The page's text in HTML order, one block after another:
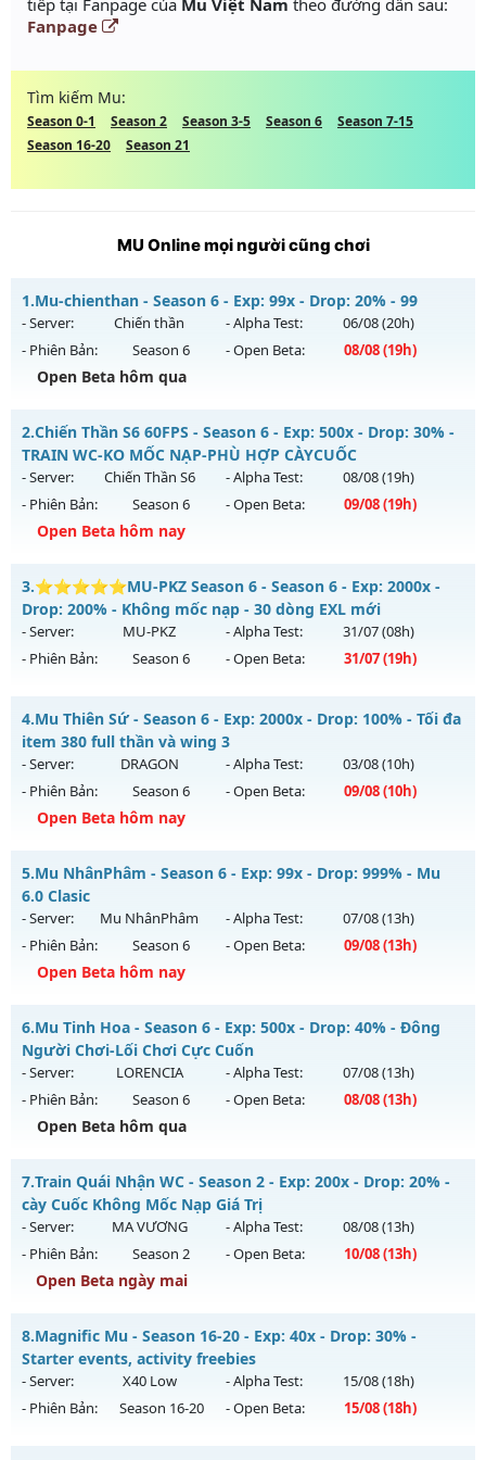
tiếp tại Fanpage của Mu Việt Nam theo đường dẫn sau:
Fanpage
Tìm kiếm Mu:
Season 0-1 Season 2 Season 3-5 Season 6
Season 7-15
Season 16-20
Season 21
MU Online mọi người cũng chơi
1.Mu-chienthan - Season 6 - Exp: 99x - Drop: 20% - 99
- Server: Chiến thần - Alpha Test: 06/08(20h)
- Phiên Bản:
Season 6 - Open Beta: 08/08(19h)
Open Beta hôm qua
Mu-chienthan - 99
Mu mới ra tháng 08 2026 - Mở máy chủChiến thần
ngày 08/08/2626
Exp: 99x - Drop: 20%
Kiểu reset: Reset In Game
Thể loại: Mu Nguyên bản Webzen
Antihack: Anti 8x
2.Chiến Thần S6 60FPS - Season 6 - Exp: 500x - Drop: 30% -
TRAIN WC-KO MỐC NẠP-PHÙ HỢP CÀYCUỐC
- Server: Chiến Thần S6 - Alpha Test: 08/08(19h)
- Phiên Bản:
Season 6 - Open Beta: 09/08(19h)
Open Beta hôm nay
Chiến Thần S6 60FPS - TRAIN WC-KO MỐC NẠP-PHÙ HỢP
CÀYCUỐC
Mu mới ra tháng 08 2026 - Mở máy chủ
Chiến Thần S6
19h ngày 09/08/2626
Kiểu reset: Reset In Game
Thể loại: Mu Nguyên bản Webzen
Antihack: antihack
3.⭐⭐⭐⭐⭐MU-PKZ Season 6 - Season 6 - Exp: 2000x -
Drop: 200% - Không mốc nạp - 30 dòng EXL mới
- Server: MU-PKZ - Alpha Test: 31/07(08h)
- Phiên Bản:
Season 6 - Open Beta: 31/07(19h)
⭐⭐⭐⭐⭐MU-PKZ Season 6 - Không mốc nạp - 30 dòng
EXL mới
Mu mới ra tháng 07 2026 - Mở máy chủ
MU-PKZvào 19h
ngày 31/07/2626
Exp: 2000x - Drop: 200%
Thể loại: Mu Nguyên bản Webzen
Antihack: SuperAnti
4.Mu Thiên Sứ - Season 6 - Exp: 2000x - Drop: 100% - Tối đa
item 380 full thần và wing 3
- Server: DRAGON - Alpha Test: 03/08(10h)
- Phiên Bản:
Season 6 - Open Beta: 09/08(10h)
Open Beta hôm nay
Mu Thiên Sứ - Tối đa item 380 full thần và wing 3
Mu mới ra tháng 08 2026 - Mở máy chủ
ngày 09/08/2626
Exp: 2000x - Drop: 100%
Kiểu reset: Reset In Game
Antihack: sharkguard
5.Mu NhânPhâm - Season 6 - Exp: 99x - Drop: 999% - Mu
6.0 Clasic
- Server: Mu NhânPhâm - Alpha Test: 07/08(13h)
- Phiên Bản:
Season 6 - Open Beta: 09/08(13h)
Open Beta hôm nay
Mu NhânPhâm - Mu 6.0 Clasic
Mu mới ra tháng 08 2026 - Mở máy chủ
13h ngày 09/08/2626
Exp: 99x - Drop: 999%
Kiểu reset: Reset In Game
Antihack: goldshield💥
6.Mu Tinh Hoa - Season 6 - Exp: 500x - Drop: 40% - Đông
Người Chơi-Lối Chơi Cực Cuốn
- Server: LORENCIA - Alpha Test: 07/08(13h)
- Phiên Bản:
Season 6 - Open Beta: 08/08(13h)
Open Beta hôm qua
Mu Tinh Hoa - Đông Người Chơi-Lối Chơi Cực Cuốn
Mu mới ra tháng 08 2026 - Mở máy chủ
ngày 08/08/2626
Exp: 500x - Drop: 40%
Kiểu reset: Reset In Game
Antihack: Anti Vip
7.Train Quái Nhận WC - Season 2 - Exp: 200x - Drop: 20% -
cày Cuốc Không Mốc Nạp Giá Trị
- Server: MA VƯƠNG - Alpha Test: 08/08(13h)
- Phiên Bản:
Season 2 - Open Beta: 10/08(13h)
Open Beta ngày mai
Train Quái Nhận WC - cày Cuốc Không Mốc Nạp Giá Trị
Mu mới ra tháng 08 2026 - Mở máy chủ
13h ngày 10/08/2626
Exp: 200x - Drop: 20%
8.Magnific Mu - Season 16-20 - Exp: 40x - Drop: 30% -
Starter events, activity freebies
- Server: X40 Low - Alpha Test: 15/08(18h)
- Phiên Bản:
Season 16-20 - Open Beta: 15/08(18h)